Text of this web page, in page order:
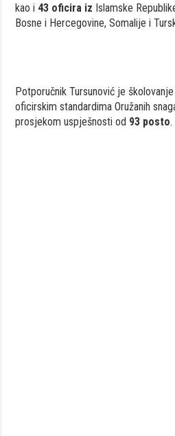
kao i 43 oficira iz Islamske
Bosne i Hercegovine, Somalije i
Potporučnik Tursunović je
oficirskim standardima Oružanih
prosjekom uspješnosti od 93 posto.